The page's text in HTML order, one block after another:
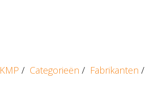
KMP / Categorieën / Fabrikanten /